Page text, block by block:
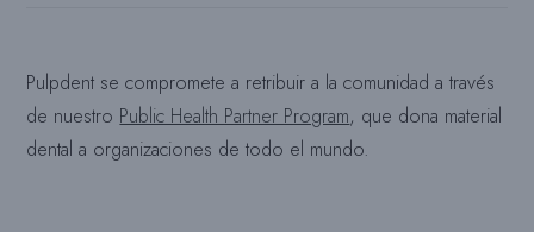
Pulpdent se compromete a retribuir a la comunidad a través
de nuestro Public Health Partner Program, que dona material
dental a organizaciones de todo el mundo.